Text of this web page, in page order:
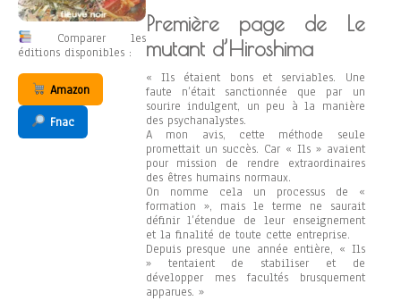
Comparer les
éditions disponibles :
Amazon
Fnac
Première page de Le
mutant d’Hiroshima
« Ils étaient bons et serviables. Une
faute n’était sanctionnée que par un
sourire indulgent, un peu à la manière
des psychanalystes.
A mon avis, cette méthode seule
promettait un succès. Car « Ils » avaient
pour mission de rendre extraordinaires
des êtres humains normaux.
On nomme cela un processus de «
formation », mais le terme ne saurait
définir l’étendue de leur enseignement
et la finalité de toute cette entreprise.
Depuis presque une année entière, « Ils
» tentaient de stabiliser et de
développer mes facultés brusquement
apparues. »